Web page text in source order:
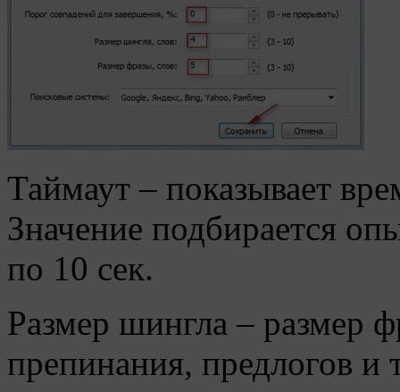
Таймаут – показывает
Значение подбирается
по 10 сек.
Размер шингла – размер
препинания, предлогов и